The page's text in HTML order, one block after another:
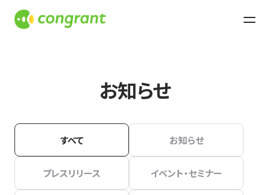
お知らせ
すべて お知らせ
プレスリリース イベント・セミナー